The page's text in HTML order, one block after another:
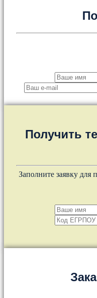
Получить
Заполните заявку для